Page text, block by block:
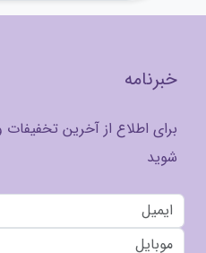
خبرنامه
برای اطلاع از آخرین
شوید